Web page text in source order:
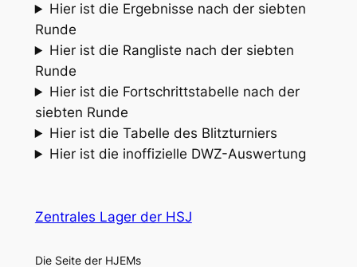
Hier ist die Ergebnisse nach der siebten
Runde
Hier ist die Rangliste nach der siebten
Runde
Hier ist die Fortschrittstabelle nach der
siebten Runde
Hier ist die Tabelle des Blitzturniers
Hier ist die inoffizielle DWZ-Auswertung
Zentrales Lager der HSJ
Die Seite der HJEMs